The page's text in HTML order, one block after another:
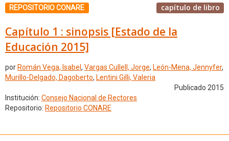
REPOSITORIO CONARE capítulo de libro
Capítulo 1 : sinopsis [Estado de la
Educación 2015]
por Román Vega, Isabel , Vargas Cullell, Jorge, León-Mena, Jennyfer,
Murillo-Delgado, Dagoberto, Lentini Gilli, Valeria
Publicado 2015
Institución: Consejo Nacional de Rectores
Repositorio: Repositorio CONARE